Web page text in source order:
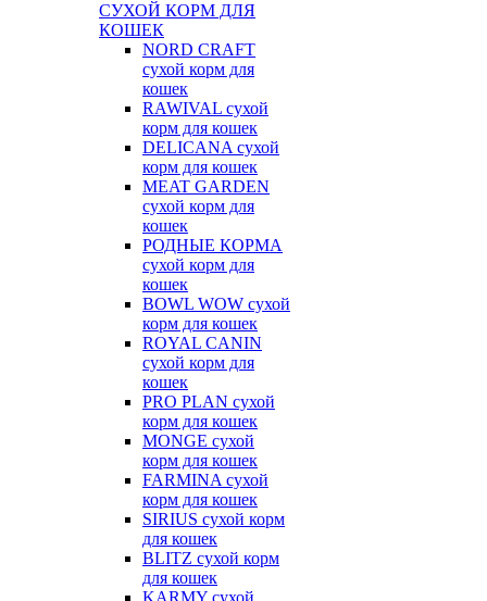
СУХОЙ КОРМ ДЛЯ
КОШЕК
NORD CRAFT
сухой корм для
кошек
RAWIVAL сухой
корм для кошек
DELICANA сухой
корм для кошек
MEAT GARDEN
сухой корм для
кошек
РОДНЫЕ КОРМА
сухой корм для
кошек
BOWL WOW сухой
корм для кошек
ROYAL CANIN
сухой корм для
кошек
PRO PLAN сухой
корм для кошек
MONGE сухой
корм для кошек
FARMINA сухой
корм для кошек
SIRIUS сухой корм
для кошек
BLITZ сухой корм
для кошек
KARMY сухой